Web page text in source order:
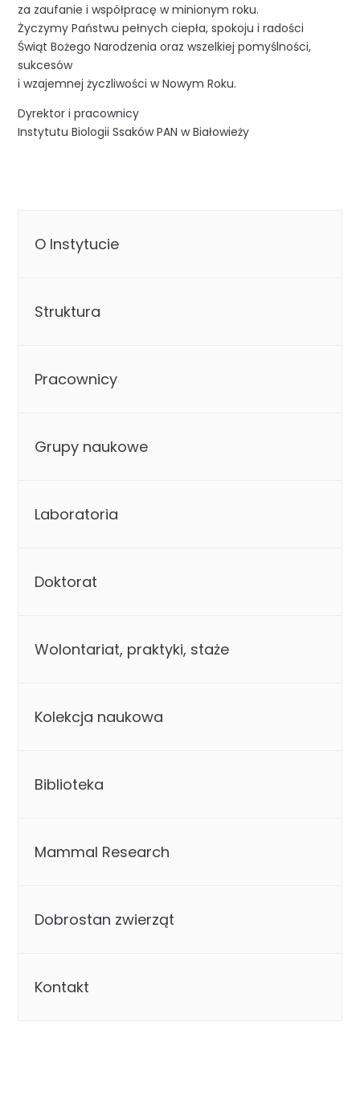
za zaufanie i współpracę w minionym roku.
Życzymy Państwu pełnych ciepła, spokoju i radości
Świąt Bożego Narodzenia oraz wszelkiej pomyślności,
sukcesów
i wzajemnej życzliwości w Nowym Roku.
Dyrektor i pracownicy
Instytutu Biologii Ssaków PAN w Białowieży
O Instytucie
Struktura
Pracownicy
Grupy naukowe
Laboratoria
Doktorat
Wolontariat, praktyki, staże
Kolekcja naukowa
Biblioteka
Mammal Research
Dobrostan zwierząt
Kontakt